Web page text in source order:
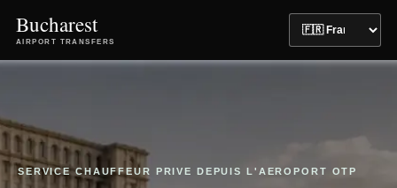
Bucharest
AIRPORT TRANSFERS
SERVICE CHAUFFEUR PRIVE DEPUIS L'AEROPORT OTP